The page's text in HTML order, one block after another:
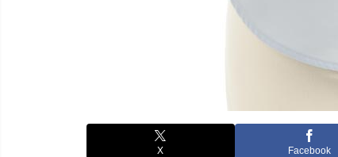
X Facebook